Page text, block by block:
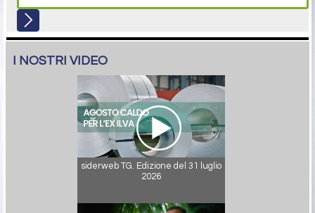
I NOSTRI VIDEO
siderweb TG. Edizione del 31 luglio
2026